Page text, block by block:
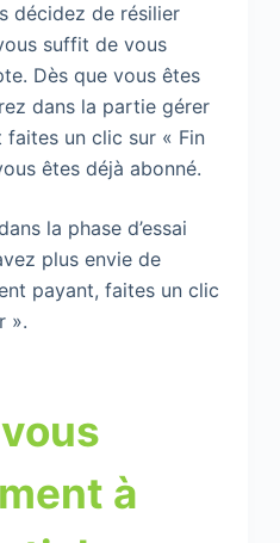
décidez de résilier
suffit de vous
Dès que vous êtes
dans la partie gérer
faites un clic sur « Fin
êtes déjà abonné.
la phase d’essai
plus envie de
payant, faites un clic
».
à